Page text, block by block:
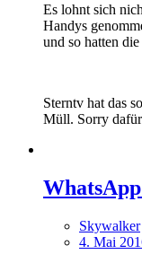
Es lohnt sich
Handys
und so hatten
Sterntv hat das
Müll. Sorry
Skywalker
4. Mai